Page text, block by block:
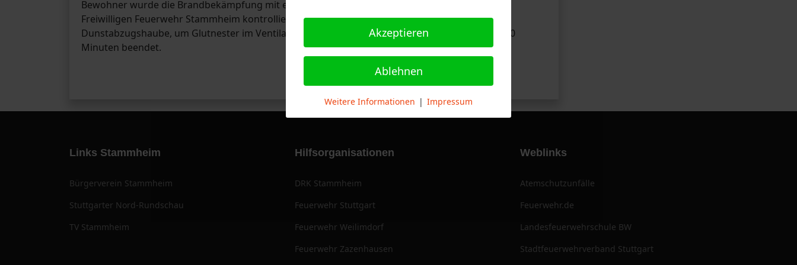
Bewohner wurde die Brandbekämpfung mit einem Schaumlöscher eingeleitet. Die Kräfte der
Freiwilligen Feuerwehr Stammheim kontrollierten die Einsatzstelle und demontierten die
Dunstabzugshaube, um Glutnester im Ventilator auszuschließen. Der Einsatz war nach knapp 40
Minuten beendet.
Links Stammheim
Bürgerverein Stammheim
Stuttgarter Nord-Rundschau
TV Stammheim
Hilfsorganisationen
DRK Stammheim
Feuerwehr Stuttgart
Feuerwehr Weilimdorf
Feuerwehr Zazenhausen
Weblinks
Atemschutzunfälle
Feuerwehr.de
Landesfeuerwehrschule BW
Stadtfeuerwehrverband Stuttgart
Akzeptieren
Ablehnen
Weitere Informationen | Impressum